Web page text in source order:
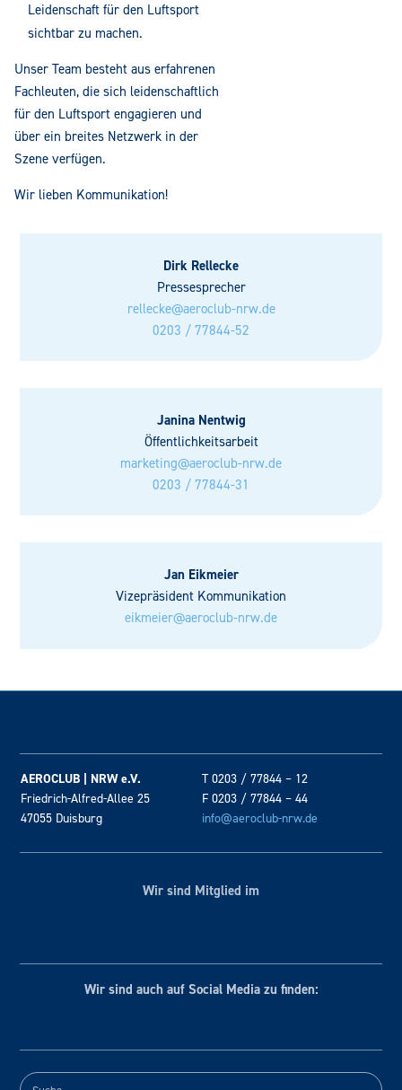
Leidenschaft für den Luftsport
sichtbar zu machen.
Unser Team besteht aus erfahrenen
Fachleuten, die sich leidenschaftlich
für den Luftsport engagieren und
über ein breites Netzwerk in der
Szene verfügen.
Wir lieben Kommunikation!
Dirk Rellecke
Pressesprecher
rellecke@aeroclub-nrw.de
0203 / 77844-52
Janina Nentwig
Öffentlichkeitsarbeit
marketing@aeroclub-nrw.de
0203 / 77844-31
Jan Eikmeier
Vizepräsident Kommunikation
eikmeier@aeroclub-nrw.de
AEROCLUB | NRW e.V.
Friedrich-Alfred-Allee 25
47055 Duisburg
T 0203 / 77844 – 12
F 0203 / 77844 – 44
info@aeroclub-nrw.de
Wir sind Mitglied im
Wir sind auch auf Social Media zu finden: